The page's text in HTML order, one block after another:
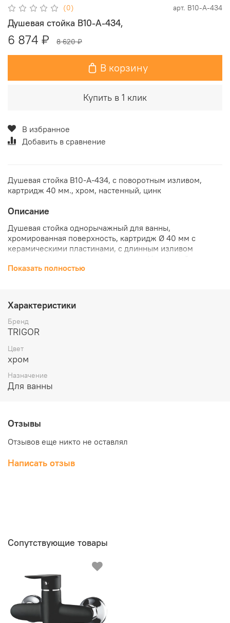
(0) арт. B10-A-434
Душевая стойка В10-А-434,
6 874 ₽ 8 620 ₽
В корзину
Купить в 1 клик
В избранное
Добавить в сравнение
Душевая стойка В10-А-434, с поворотным изливом,
картридж 40 мм., хром, настенный, цинк
Описание
Душевая стойка однорычажный для ванны,
хромированная поверхность, картридж Ø 40 мм с
керамическими пластинами, с длинным изливом
отвод для душа G 1/2. В комплекте: s-образные
Показать полностью
Характеристики
Бренд
TRIGOR
Цвет
хром
Назначение
Для ванны
Отзывы
Отзывов еще никто не оставлял
Написать отзыв
Сопутствующие товары